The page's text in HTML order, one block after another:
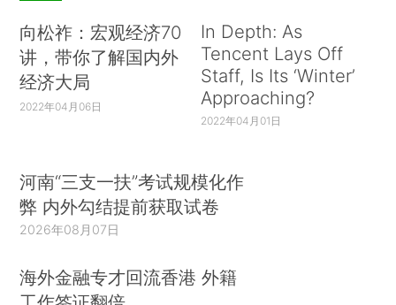
向松祚：宏观经济70
讲，带你了解国内外
经济大局
2022年04月06日
In Depth: As
Tencent Lays Off
Staff, Is Its ‘Winter’
Approaching?
2022年04月01日
河南“三支一扶”考试规模化作
弊 内外勾结提前获取试卷
2026年08月07日
海外金融专才回流香港 外籍